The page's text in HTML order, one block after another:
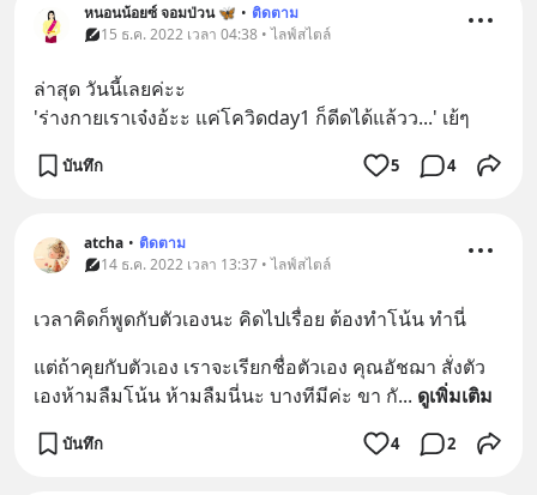
หนอนน้อยซ์ จอมป่วน 🦋 • ติดตาม
15 ธ.ค. 2022 เวลา 04:38 • ไลฟ์สไตล์
ล่าสุด วันนี้เลยค่ะะ
'ร่างกายเราเจ๋งอ้ะะ แค่โควิดday1 ก็ดีดได้แล้วว...' เย้ๆ
บันทึก 5 4
atcha • ติดตาม
14 ธ.ค. 2022 เวลา 13:37 • ไลฟ์สไตล์
เวลาคิดก็พูดกับตัวเองนะ คิดไปเรื่อย ต้องทำโน้น ทำนี่
แต่ถ้าคุยกับตัวเอง เราจะเรียกชื่อตัวเอง คุณอัชฌา สั่งตัว
เองห้ามลืมโน้น ห้ามลืมนี่นะ บางทีมีค่ะ ขา กั... ดูเพิ่มเติม
บันทึก 4 2